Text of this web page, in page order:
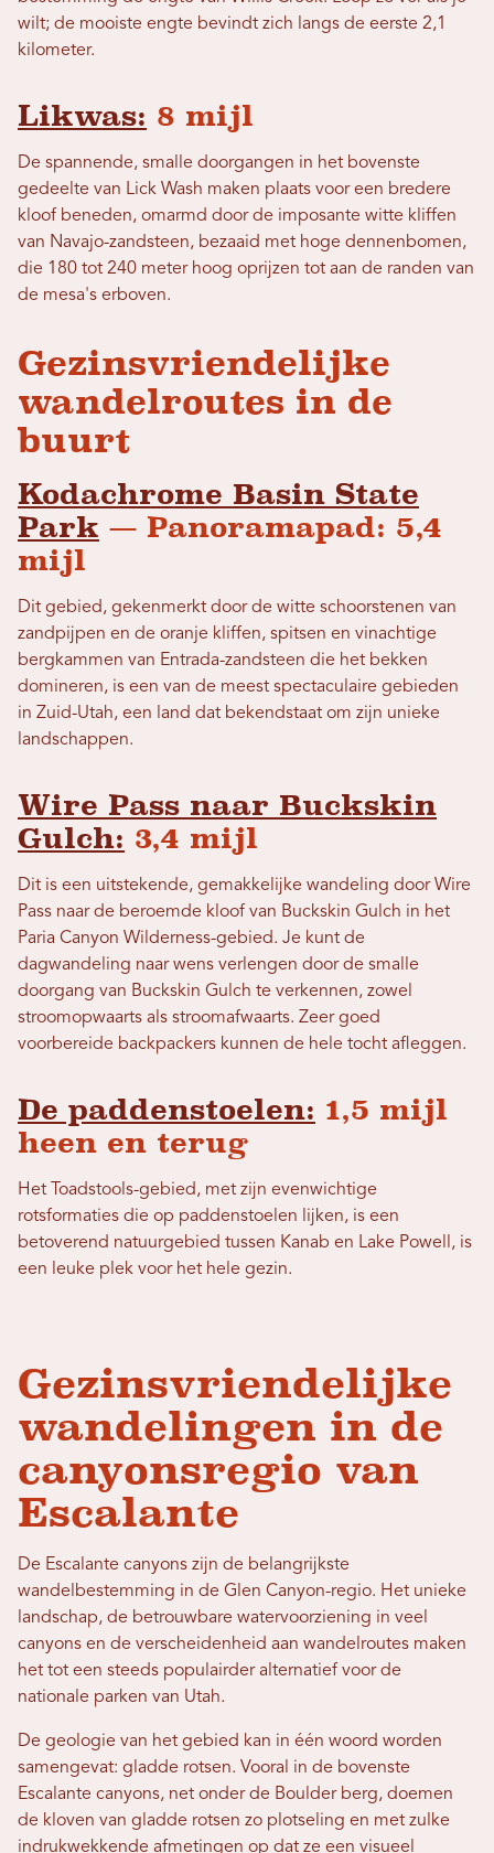
wilt; de mooiste engte bevindt zich langs de eerste 2,1
kilometer.
Likwas: 8 mijl
De spannende, smalle doorgangen in het bovenste
gedeelte van Lick Wash maken plaats voor een bredere
kloof beneden, omarmd door de imposante witte kliffen
van Navajo-zandsteen, bezaaid met hoge dennenbomen,
die 180 tot 240 meter hoog oprijzen tot aan de randen van
de mesa's erboven.
Gezinsvriendelijke
wandelroutes in de
buurt
Kodachrome Basin State
Park — Panoramapad: 5,4
mijl
Dit gebied, gekenmerkt door de witte schoorstenen van
zandpijpen en de oranje kliffen, spitsen en vinachtige
bergkammen van Entrada-zandsteen die het bekken
domineren, is een van de meest spectaculaire gebieden
in Zuid-Utah, een land dat bekendstaat om zijn unieke
landschappen.
Wire Pass naar Buckskin
Gulch: 3,4 mijl
Dit is een uitstekende, gemakkelijke wandeling door Wire
Pass naar de beroemde kloof van Buckskin Gulch in het
Paria Canyon Wilderness-gebied. Je kunt de
dagwandeling naar wens verlengen door de smalle
doorgang van Buckskin Gulch te verkennen, zowel
stroomopwaarts als stroomafwaarts. Zeer goed
voorbereide backpackers kunnen de hele tocht afleggen.
De paddenstoelen: 1,5 mijl
heen en terug
Het Toadstools-gebied, met zijn evenwichtige
rotsformaties die op paddenstoelen lijken, is een
betoverend natuurgebied tussen Kanab en Lake Powell, is
een leuke plek voor het hele gezin.
Gezinsvriendelijke
wandelingen in de
canyonsregio van
Escalante
De Escalante canyons zijn de belangrijkste
wandelbestemming in de Glen Canyon-regio. Het unieke
landschap, de betrouwbare watervoorziening in veel
canyons en de verscheidenheid aan wandelroutes maken
het tot een steeds populairder alternatief voor de
nationale parken van Utah.
De geologie van het gebied kan in één woord worden
samengevat: gladde rotsen. Vooral in de bovenste
Escalante canyons, net onder de Boulder berg, doemen
de kloven van gladde rotsen zo plotseling en met zulke
indrukwekkende afmetingen op dat ze een visueel